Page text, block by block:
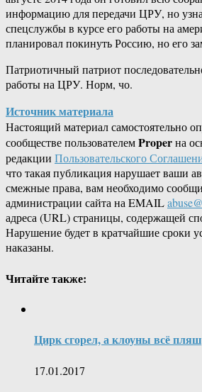
информацию для передачи ЦРУ, но
спецслужбы в курсе его работы на
планировал покинуть Россию, но его
Патриотичный патриот
работы на ЦРУ. Норм, чо.
Источник материала
Настоящий материал самостоятельно
сообществе пользователемProperна
редакции Пользовательского
что такая публикация нарушает ваши
смежные права, вам необходимо
администрации сайта на EMAIL
адреса (URL) страницы, содержащей
Нарушение будет в кратчайшие сроки
наказаны.
Читайте также:
Цирк сгорел, а клоуны всё
17.01.2017